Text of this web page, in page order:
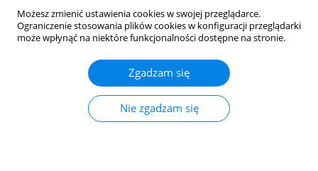
Możesz zmienić ustawienia cookies w swojej przeglądarce.
Ograniczenie stosowania plików cookies w konfiguracji przeglądarki
może wpłynąć na niektóre funkcjonalności dostępne na stronie.
Zgadzam się
Nie zgadzam się
Time delay effect in double excited human
middle ear
Robert Filip Zabłotni Weronika Dabrowa,Zofia Szmit
Adv. Sci. Technol. Res. J. 2025; 19(1):88-94
https://doi.org/10.12913/22998624/194603